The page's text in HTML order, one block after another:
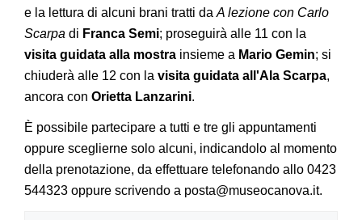
e la lettura di alcuni brani tratti daA lezione con Carlo
Scarpa di Franca Semi; proseguirà alle 11 con la
visita guidata alla mostra insieme a Mario Gemin; si
chiuderà alle 12 con la visita guidata all'Ala Scarpa,
ancora con Orietta Lanzarini.
È possibile partecipare a tutti e tre gli appuntamenti
oppure sceglierne solo alcuni, indicandolo al momento
della prenotazione, da effettuare telefonando allo 0423
544323 oppure scrivendo a posta@museocanova.it.